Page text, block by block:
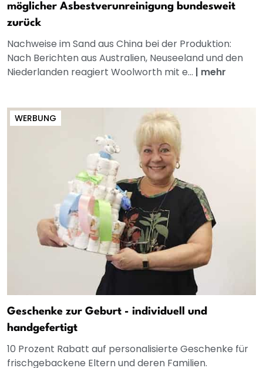
möglicher Asbestverunreinigung bundesweit
zurück
Nachweise im Sand aus China bei der Produktion:
Nach Berichten aus Australien, Neuseeland und den
Niederlanden reagiert Woolworth mit e... | mehr
WERBUNG
Geschenke zur Geburt - individuell und
handgefertigt
10 Prozent Rabatt auf personalisierte Geschenke für
frischgebackene Eltern und deren Familien.